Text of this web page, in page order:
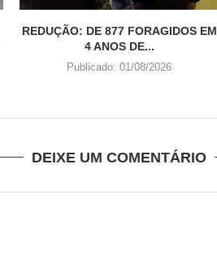
REDUÇÃO: DE 877 FORAGIDOS EM
4 ANOS DE...
Publicado: 01/08/2026
DEIXE UM COMENTÁRIO